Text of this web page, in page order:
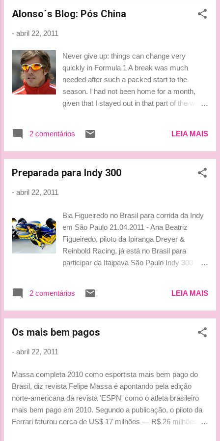
Alonso´s Blog: Pós China
- abril 22, 2011
Never give up: things can change very
quickly in Formula 1 A break was much
needed after such a packed start to the
season. I had not been home for a month,
given that I stayed out in that part of the world
close friends. Truth is there’s always
something to do because you need to keep in
usual break we will face a really busy May,
hoping for, for us and all our fans. Fifty points
know our performance is not good enough at
the moment, but we are aware that this can
change very quickly. Formula 1 has always
into the top five and in the next, you’re fighting
2 comentários LEIA MAIS
Preparada para Indy 300
- abril 22, 2011
Bia Figueiredo no Brasil para corrida da Indy
em São Paulo 21.04.2011 - Ana Beatriz
Figueiredo, piloto da Ipiranga Dreyer &
Reinbold Racing, já está no Brasil para
participar da Itaipava São Paulo Indy 300
realizado no Circuito Anhembi, nas ruas da
região Norte da capital paulista, incluindo a
maio. “Estou muito feliz por estar aqui. Adoro
fãs brasileiros, que são especiais. Os pilotos
da Indy adoraram correr no Brasil e estão
SP Indy 300 será uma grande festa”, diz ela.
2 comentários LEIA MAIS
Os mais bem pagos
- abril 22, 2011
Massa completa 2010 como esportista mais bem pago do
Brasil, diz revista Felipe Massa é apontando pela edição
norte-americana da revista 'ESPN' como o atleta brasileiro
mais bem pago em 2010. Segundo a publicação, o piloto da
Ferrari faturou cerca de US$ 17 milhões — R$ 26 milhões —